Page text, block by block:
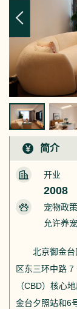
简介
开业
2008
宠物政策
允许养
北京御金
区东三环中路
（CBD）核心
金台夕照站和6